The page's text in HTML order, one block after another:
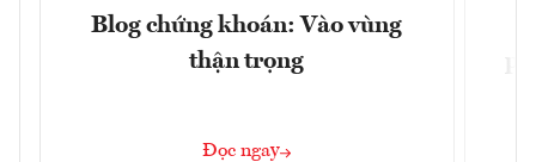
Blog chứng khoán: Vào vùng
thận trọng
Đọc ngay